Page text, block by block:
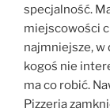
specjalność.
miejscowości
najmniejsze, w
kogoś nie
ma co robić.
Pizzeria